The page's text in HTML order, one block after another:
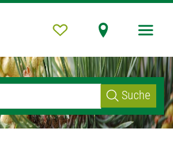
Suche